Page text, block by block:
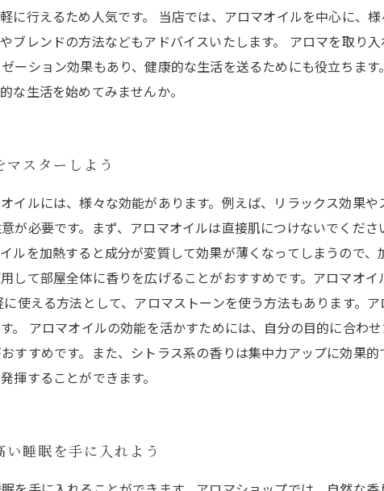
に行えるため人気です。 当店では、アロマオイルを中心に、
ブレンドの方法などもアドバイスいたします。 アロマを取り
ーション効果もあり、健康的な生活を送るためにも役立ちま
な生活を始めてみませんか。
スターしよう
イルには、様々な効能があります。例えば、リラックス効果
が必要です。まず、アロマオイルは直接肌につけないでくだ
ルを加熱すると成分が変質して効果が薄くなってしまうので
して部屋全体に香りを広げることがおすすめです。アロマオ
使える方法として、アロマストーンを使う方法もあります。
。 アロマオイルの効能を活かすためには、自分の目的に合わ
すすめです。また、シトラス系の香りは集中力アップに効果
揮することができます。
睡眠を手に入れよう